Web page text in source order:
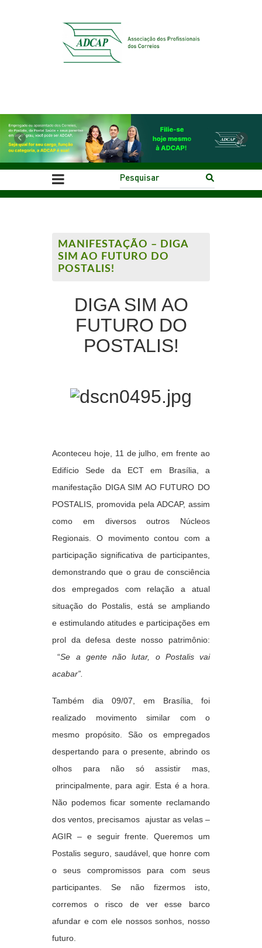
Previous Next
MANIFESTAÇÃO – DIGA
SIM AO FUTURO DO
POSTALIS!
DIGA SIM AO
FUTURO DO
POSTALIS!
Aconteceu hoje, 11 de julho, em frente ao
Edifício Sede da ECT em Brasília, a
manifestação DIGA SIM AO FUTURO DO
POSTALIS , promovida pela ADCAP, assim
como em diversos outros Núcleos
Regionais. O movimento contou com a
participação significativa de participantes,
demonstrando que o grau de consciência
dos empregados com relação a atual
situação do Postalis, está se ampliando
e estimulando atitudes e participações em
prol da defesa deste nosso patrimônio:
“Se a gente não lutar, o Postalis vai
acabar”.
Também dia 09/07, em Brasília, foi
realizado movimento similar com o
mesmo propósito. São os empregados
despertando para o presente, abrindo os
olhos para não só assistir mas,
principalmente, para agir. Esta é a hora.
Não podemos ficar somente reclamando
dos ventos, precisamos ajustar as velas –
AGIR – e seguir frente. Queremos um
Postalis seguro, saudável, que honre com
o seus compromissos para com seus
participantes. Se não fizermos isto,
corremos o risco de ver esse barco
afundar e com ele nossos sonhos, nosso
futuro.